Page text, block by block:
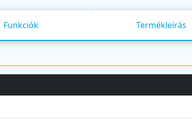
Funkciók Termékleírás